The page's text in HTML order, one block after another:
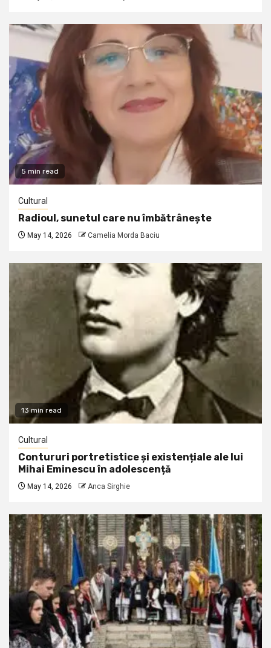
5 min read
Cultural
Radioul, sunetul care nu îmbătrânește
May 14, 2026 Camelia Morda Baciu
13 min read
Cultural
Contururi portretistice și existențiale ale lui
Mihai Eminescu în adolescență
May 14, 2026 Anca Sirghie